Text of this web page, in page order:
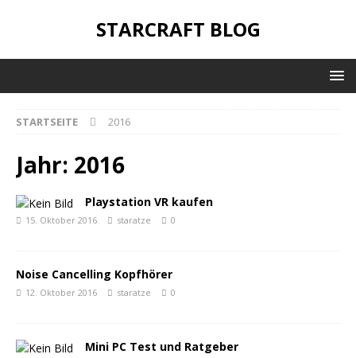
STARCRAFT BLOG
STARTSEITE 2016
Jahr: 2016
Playstation VR kaufen
15. Oktober 2016 staratze 0
Noise Cancelling Kopfhörer
12. Oktober 2016 staratze 0
Mini PC Test und Ratgeber